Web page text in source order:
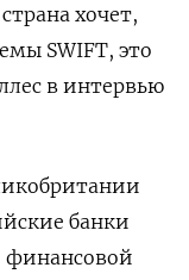
хочет,
SWIFT, это
в интервью
банки
финансовой